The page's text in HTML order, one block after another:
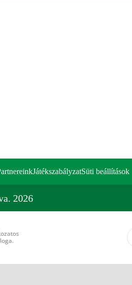
JátékszabályzatSüti beállítások
2026